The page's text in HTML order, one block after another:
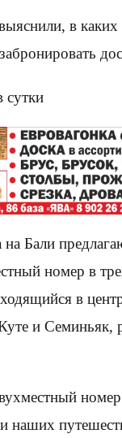
в каких
сутки
Бали
номер в
в
и Семиньяк,
наших